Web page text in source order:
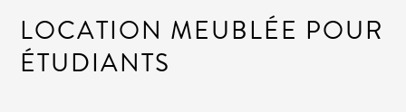
LOCATION MEUBLÉE POUR
ÉTUDIANTS